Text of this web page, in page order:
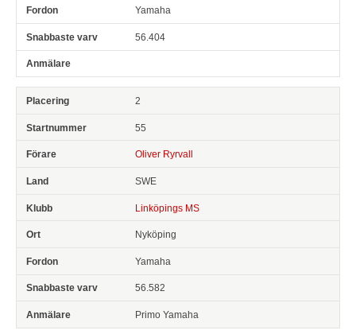
Yamaha
56.404
2
55
Oliver Ryrvall
SWE
Linköpings MS
Nyköping
Yamaha
56.582
Primo Yamaha